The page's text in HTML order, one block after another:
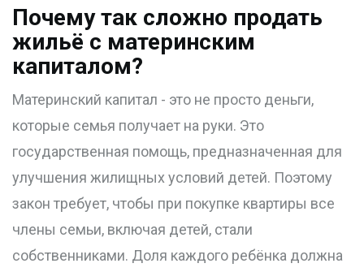
Почему так сложно продать
жильё с материнским
капиталом?
Материнский капитал - это не просто деньги,
которые семья получает на руки. Это
государственная помощь, предназначенная для
улучшения жилищных условий детей. Поэтому
закон требует, чтобы при покупке квартиры все
члены семьи, включая детей, стали
собственниками. Доля каждого ребёнка должна